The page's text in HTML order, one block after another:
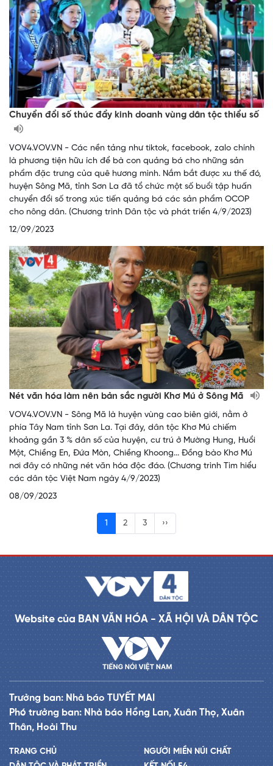
Chuyển đổi số thúc đẩy kinh doanh vùng dân tộc thiểu số
VOV4.VOV.VN - Các nền tảng như tiktok, facebook, zalo chính
là phương tiện hữu ích để bà con quảng bá cho những sản
phẩm đặc trưng của quê hương mình. Nắm bắt được xu thế đó,
huyện Sông Mã, tỉnh Sơn La đã tổ chức một số buổi tập huấn
chuyển đổi số trong xúc tiến quảng bá các sản phẩm OCOP
cho nông dân. (Chương trình Dân tộc và phát triển 4/9/2023)
12/09/2023
Nét văn hóa làm nên bản sắc người Khơ Mú ở Sông Mã
VOV4.VOV.VN - Sông Mã là huyện vùng cao biên giới, nằm ở
phía Tây Nam tỉnh Sơn La. Tại đây, dân tộc Khơ Mú chiếm
khoảng gần 3 % dân số của huyện, cư trú ở Mường Hung, Huổi
Một, Chiềng En, Đứa Mòn, Chiềng Khoong... Đồng bào Khơ Mú
nơi đây có những nét văn hóa độc đáo. (Chương trình Tìm hiểu
các dân tộc Việt Nam ngày 4/9/2023)
08/09/2023
1 2 3 ››
Website của BAN VĂN HÓA - XÃ HỘI VÀ DÂN TỘC
Trưởng ban: Nhà báo TUYẾT MAI
Phó trưởng ban: Nhà báo Hồng Lan, Xuân Thọ, Xuân
Thân, Hoài Thu
TRANG CHỦ
NGƯỜI MIỀN NÚI CHẤT